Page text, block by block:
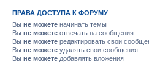
ПРАВА ДОСТУПА К ФОРУМУ
Вы не можете начинать темы
Вы не можете отвечать на сообщения
Вы не можете редактировать свои
Вы не можете удалять свои сообщения
Вы не можете добавлять вложения